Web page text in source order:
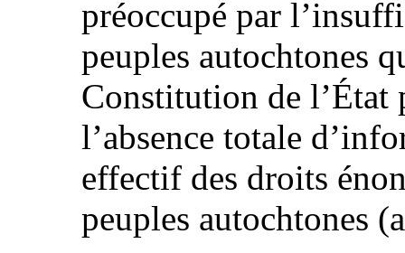
préoccupé par
peuples autochtones
Constitution de l’État
l’absence totale
effectif des droits
peuples autochtones